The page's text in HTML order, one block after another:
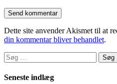
Dette site anvender Akismet til at
din kommentar bliver behandlet.
Søg
efter:
Seneste indlæg